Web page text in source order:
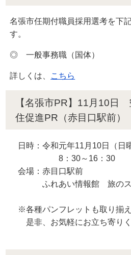
名張市任期付職員採用選考を下
す。
◎ 一般事務職（国体）
詳しくは、 こちら
【名張市PR】11月10日
住促進PR（赤目口駅前）
日時：令和元年11月10日（日
8：30～16：30
会場：赤目口駅前
ふれあい情報館 旅のス
※各種パンフレットも取り揃え
是非、お気軽にお立ち寄りく